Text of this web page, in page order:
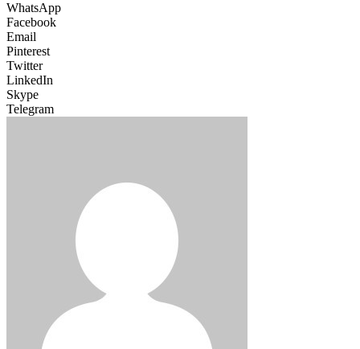
WhatsApp
Facebook
Email
Pinterest
Twitter
LinkedIn
Skype
Telegram